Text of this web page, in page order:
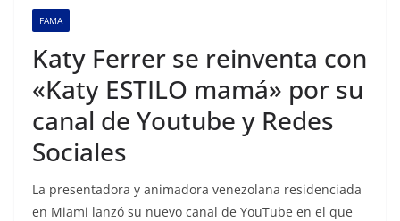
FAMA
Katy Ferrer se reinventa con
«Katy ESTILO mamá» por su
canal de Youtube y Redes
Sociales
La presentadora y animadora venezolana residenciada
en Miami lanzó su nuevo canal de YouTube en el que